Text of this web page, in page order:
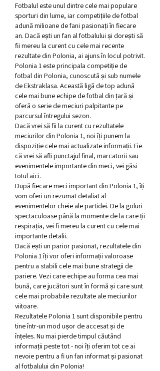
Fotbalul este unul dintre cele mai populare
sporturi din lume, iar competițiile de fotbal
adună milioane de fani pasionați în fiecare
an. Dacă ești un fan al fotbalului și dorești să
fii mereu la curent cu cele mai recente
rezultate din Polonia, ai ajuns în locul potrivit.
Polonia 1 este principala competiție de
fotbal din Polonia, cunoscută și sub numele
de Ekstraklasa. Această ligă de top adună
cele mai bune echipe de fotbal din țară și
oferă o serie de meciuri palpitante pe
parcursul întregului sezon.
Dacă vrei să fii la curent cu rezultatele
meciurilor din Polonia 1, noi îți punem la
dispoziție cele mai actualizate informații. Fie
că vrei să afli punctajul final, marcatorii sau
evenimentele importante din meci, vei găsi
totul aici.
După fiecare meci important din Polonia 1, îți
vom oferi un rezumat detaliat al
evenimentelor cheie ale partidei. De la goluri
spectaculoase până la momente de la care ții
respirația, vei fi mereu la curent cu cele mai
importante detalii.
Dacă ești un parior pasionat, rezultatele din
Polonia 1 îți vor oferi informații valoroase
pentru a stabili cele mai bune strategii de
pariere. Vezi care echipe au forma cea mai
bună, care jucători sunt în formă și care sunt
cele mai probabile rezultate ale meciurilor
viitoare.
Rezultatele Polonia 1 sunt disponibile pentru
tine într-un mod ușor de accesat și de
înțeles. Nu mai pierde timpul căutând
informații peste tot - noi îți oferim tot ce ai
nevoie pentru a fi un fan informat și pasionat
al fotbalului din Polonia!